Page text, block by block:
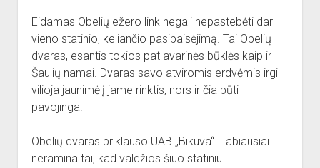
Eidamas Obelių ežero link negali nepastebėti dar
vieno statinio, keliančio pasibaisėjimą. Tai Obelių
dvaras, esantis tokios pat avarinės būklės kaip ir
Šaulių namai. Dvaras savo atviromis erdvėmis irgi
vilioja jaunimėlį jame rinktis, nors ir čia būti
pavojinga.
Obelių dvaras priklauso UAB „Bikuva“. Labiausiai
neramina tai, kad valdžios šiuo statiniu